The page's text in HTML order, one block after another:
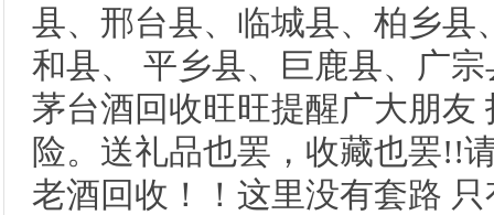
县、邢台县、临城县、柏乡县
和县、 平乡县、巨鹿县、广
茅台酒回收旺旺提醒广大朋友
险。送礼品也罢，收藏也罢!!
老酒回收！！这里没有套路